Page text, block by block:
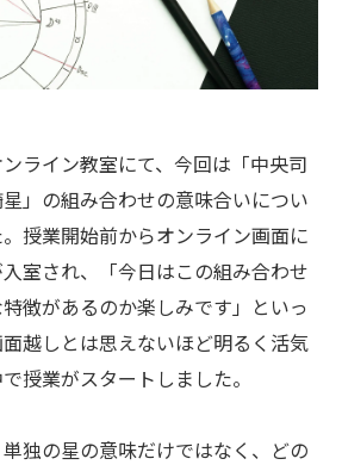
ライン教室にて、今回は「中央司
」の組み合わせの意味合いについ
授業開始前からオンライン画面に
室され、「今日はこの組み合わせ
徴があるのか楽しみです」といっ
越しとは思えないほど明るく活気
授業がスタートしました。
独の星の意味だけではなく、どの